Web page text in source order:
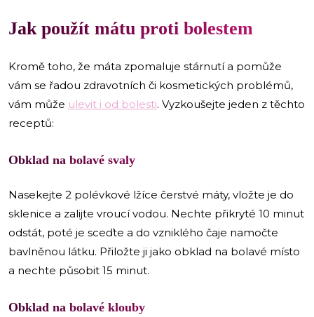
Jak použít mátu proti bolestem
Kromě toho, že máta zpomaluje stárnutí a pomůže
vám se řadou zdravotních či kosmetických problémů,
vám může ulevit i od bolesti. Vyzkoušejte jeden z těchto
receptů:
Obklad na bolavé svaly
Nasekejte 2 polévkové lžíce čerstvé máty, vložte je do
sklenice a zalijte vroucí vodou. Nechte přikryté 10 minut
odstát, poté je sceďte a do vzniklého čaje namočte
bavlněnou látku. Přiložte ji jako obklad na bolavé místo
a nechte působit 15 minut.
Obklad na bolavé klouby